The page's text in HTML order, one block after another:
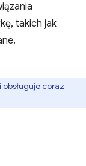
takich jak
coraz